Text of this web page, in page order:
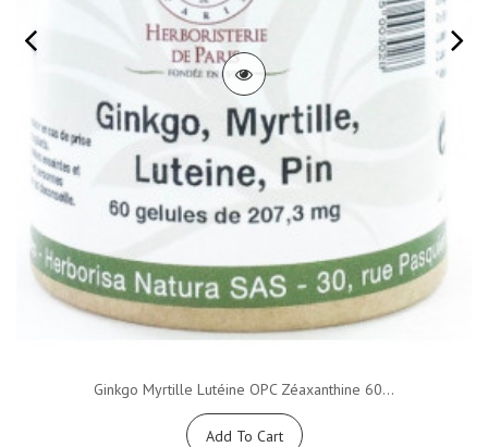
Ginkgo Myrtille Lutéine OPC Zéaxanthine 60...
Add To Cart